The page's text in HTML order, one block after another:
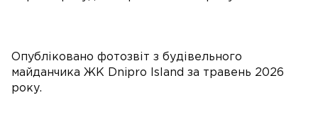
Опубліковано фотозвіт з будівельного
майданчика ЖК Dnipro Island за травень 2026
року.